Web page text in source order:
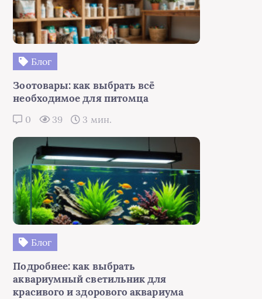
Блог
Зоотовары: как выбрать всё
необходимое для питомца
0 39 3 мин.
Блог
Подробнее: как выбрать
аквариумный светильник для
красивого и здорового аквариума